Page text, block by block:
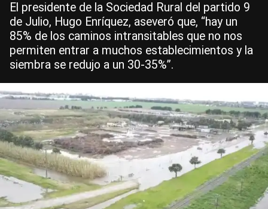
El presidente de la Sociedad Rural del partido 9
de Julio, Hugo Enríquez, aseveró que, “hay un
85% de los caminos intransitables que no nos
permiten entrar a muchos establecimientos y la
siembra se redujo a un 30-35%”.